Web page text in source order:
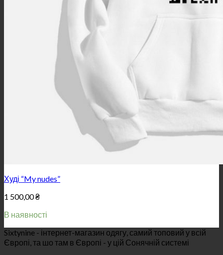
Худі “My nudes”
1 500,00₴
В наявності
Sixtynine - інтернет-магазин одягу, самий топовий у всій
Європі, та шо там в Європі - у цій Сонячній системі